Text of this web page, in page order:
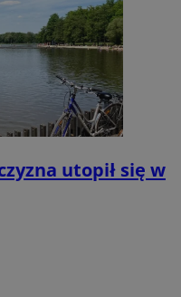
utopił się w